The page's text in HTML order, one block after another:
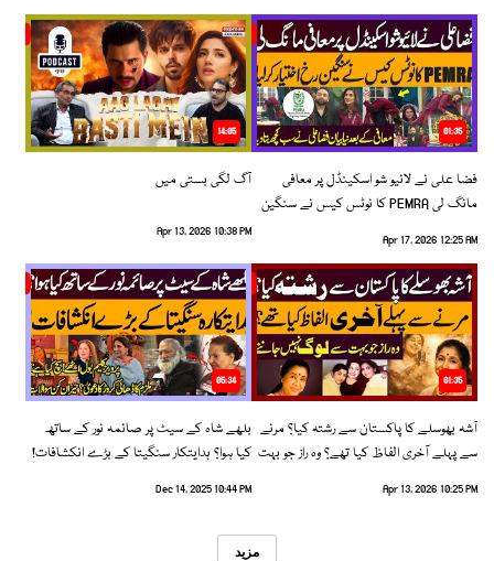
01:35
فضا علی نے لائیو شو اسکینڈل پر معافی
مانگ لی PEMRA کا نوٹس کیس نے سنگین
Apr 17, 2026 12:25 AM
14:05
آگ لگی بستی میں
Apr 13, 2026 10:38 PM
01:35
آشہ بھوسلے کا پاکستان سے رشتہ کیا؟ مرنے
سے پہلے آخری الفاظ کیا تھے؟ وہ راز جو بہت
Apr 13, 2026 10:25 PM
05:34
بلھے شاہ کے سیٹ پر صائمہ نور کے ساتھ
کیا ہوا؟ ہدایتکار سنگیتا کے بڑے انکشافات!
Dec 14, 2025 10:44 PM
مزید